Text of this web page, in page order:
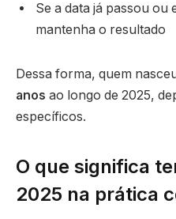
Se a data já passou ou
mantenha o resultado
Dessa forma, quem
anos ao longo de 2025,
específicos.
O que significa
2025 na prática